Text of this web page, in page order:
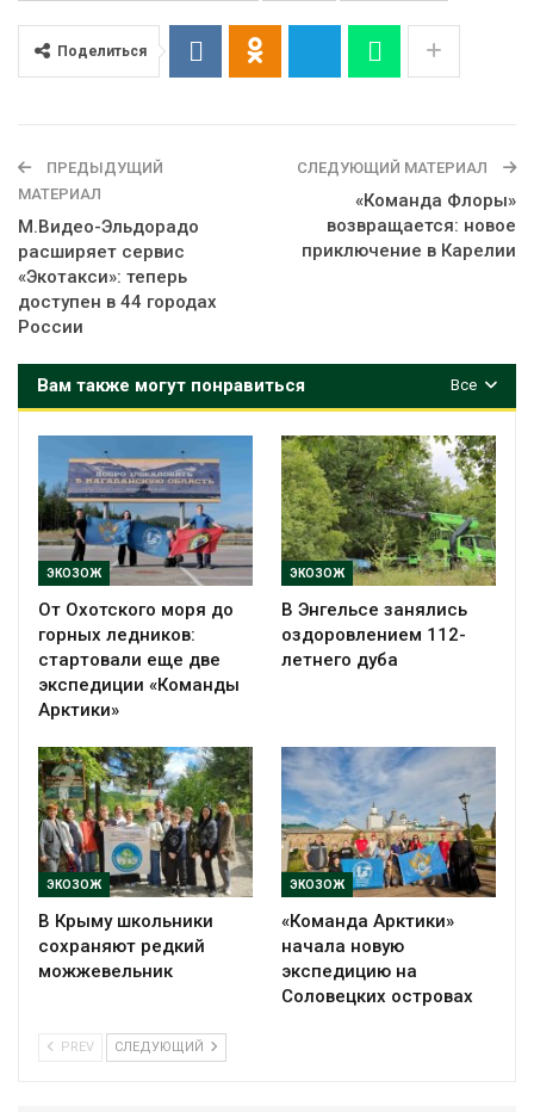
Поделиться
ПРЕДЫДУЩИЙ
МАТЕРИАЛ
М.Видео-Эльдорадо
расширяет сервис
«Экотакси»: теперь
доступен в 44 городах
России
СЛЕДУЮЩИЙ МАТЕРИАЛ
«Команда Флоры»
возвращается: новое
приключение в Карелии
Все
Вам также могут понравиться
ЭКОЗОЖ
От Охотского моря до
горных ледников:
стартовали еще две
экспедиции «Команды
Арктики»
ЭКОЗОЖ
В Энгельсе занялись
оздоровлением 112-
летнего дуба
ЭКОЗОЖ
В Крыму школьники
сохраняют редкий
можжевельник
ЭКОЗОЖ
«Команда Арктики»
начала новую
экспедицию на
Соловецких островах
PREV СЛЕДУЮЩИЙ